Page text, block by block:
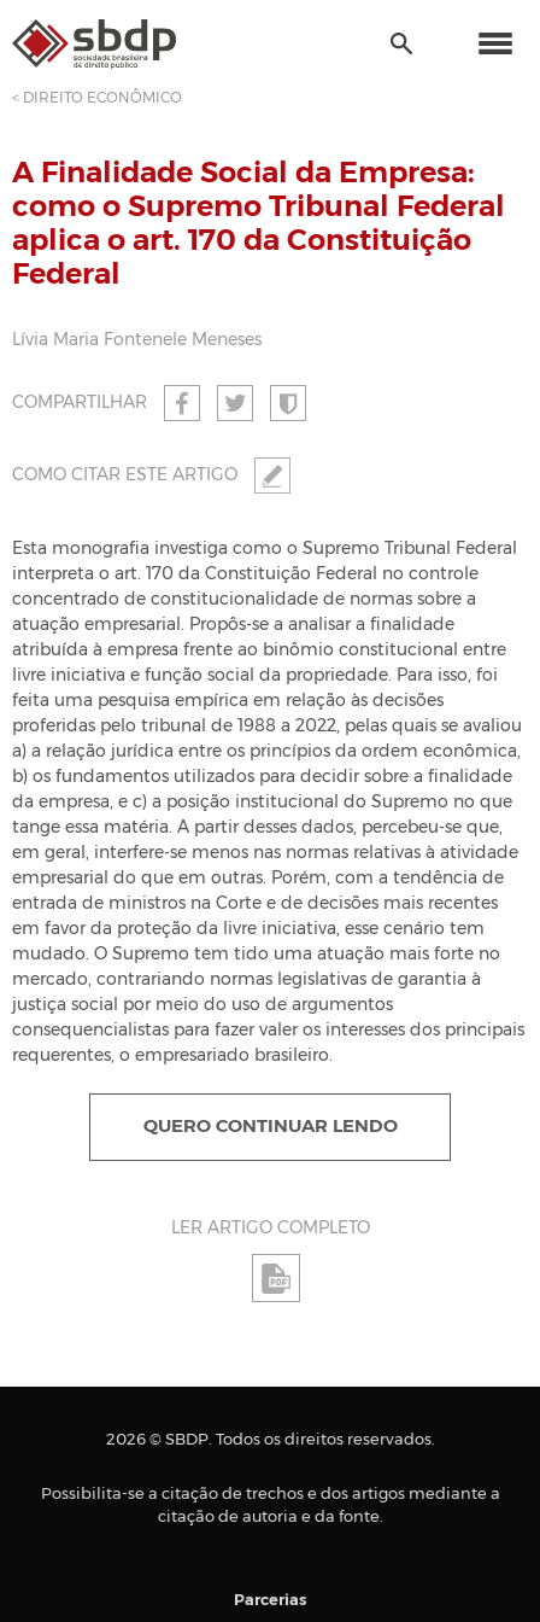
< DIREITO ECONÔMICO
A Finalidade Social da Empresa:
como o Supremo Tribunal Federal
aplica o art. 170 da Constituição
Federal
COMPARTILHAR
Lívia Maria Fontenele Meneses
Esta monografia investiga como o Supremo Tribunal Federal
interpreta o art. 170 da Constituição Federal no controle
concentrado de constitucionalidade de normas sobre a
atuação empresarial. Propôs-se a analisar a finalidade
atribuída à empresa frente ao binômio constitucional entre
livre iniciativa e função social da propriedade. Para isso, foi
feita uma pesquisa empírica em relação às decisões
proferidas pelo tribunal de 1988 a 2022, pelas quais se avaliou
a) a relação jurídica entre os princípios da ordem econômica,
b) os fundamentos utilizados para decidir sobre a finalidade
da empresa, e c) a posição institucional do Supremo no que
tange essa matéria. A partir desses dados, percebeu-se que,
em geral, interfere-se menos nas normas relativas à atividade
empresarial do que em outras. Porém, com a tendência de
entrada de ministros na Corte e de decisões mais recentes
em favor da proteção da livre iniciativa, esse cenário tem
mudado. O Supremo tem tido uma atuação mais forte no
mercado, contrariando normas legislativas de garantia à
justiça social por meio do uso de argumentos
consequencialistas para fazer valer os interesses dos principais
requerentes, o empresariado brasileiro.
QUERO CONTINUAR LENDO
LER ARTIGO COMPLETO
COMO CITAR ESTE ARTIGO
2026 © SBDP. Todos os direitos reservados.
Possibilita-se a citação de trechos e dos artigos mediante a
citação de autoria e da fonte.
Parcerias